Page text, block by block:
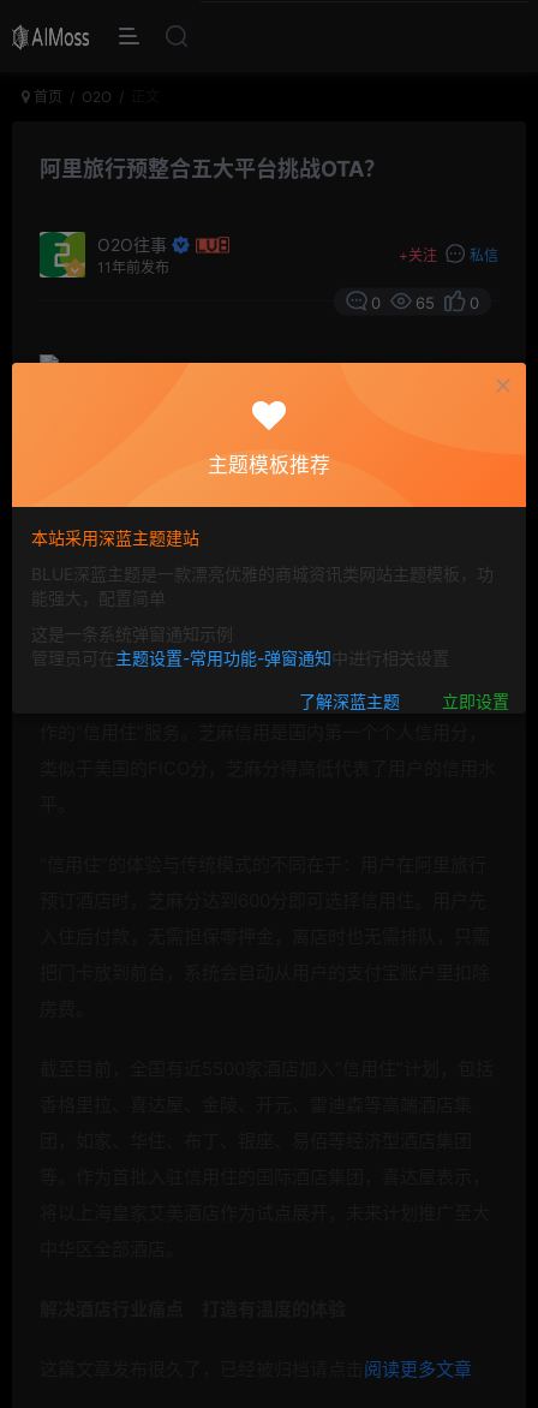
首页 O2O
阿里旅行预整合五大平台挑战OTA？
O2O往事
11年前发布
+关注 私信
0 65 0
3月30日，阿里旅行.去啊在上海宣布发布“未来酒店”战
略：携手酒店同业打造一个面向未来的，基于信用体系之
上的新型在线旅游服务平台。据了解，阿里旅游还将整合
阿里系五大平台能力，挑战传统OTA模式，持续提升酒店
运营效率和用户体验。
联合芝麻信用打造信用住 先入住后付款免排队
据介绍，“未来酒店”第一阶段最先上线的是与芝麻信用合
阅读更多文章
主题模板推荐
本站采用深蓝主题建站
BLUE深蓝主题是一款漂亮优雅的商城资讯类网站主题模板，功
能强大，配置简单
这是一条系统弹窗通知示例
管理员可在主题设置-常用功能-弹窗通知中进行相关设置
了解深蓝主题 立即设置